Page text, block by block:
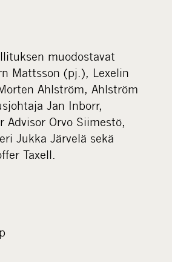
muodostavat
Mattsson (pj.), Lexelin
Ahlström, Ahlström
Jan Inborr,
Advisor Orvo Siimestö,
Jukka Järvelä sekä
Taxell.